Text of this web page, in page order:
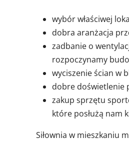
wybór właściwej
dobra aranżacja
zadbanie o
rozpoczynamy
wyciszenie ścian w
dobre doświetlenie
zakup sprzętu
które posłużą nam
Siłownia w mieszkaniu